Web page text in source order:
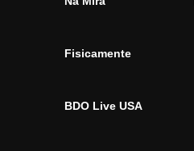
Fisicamente
BDO Live USA